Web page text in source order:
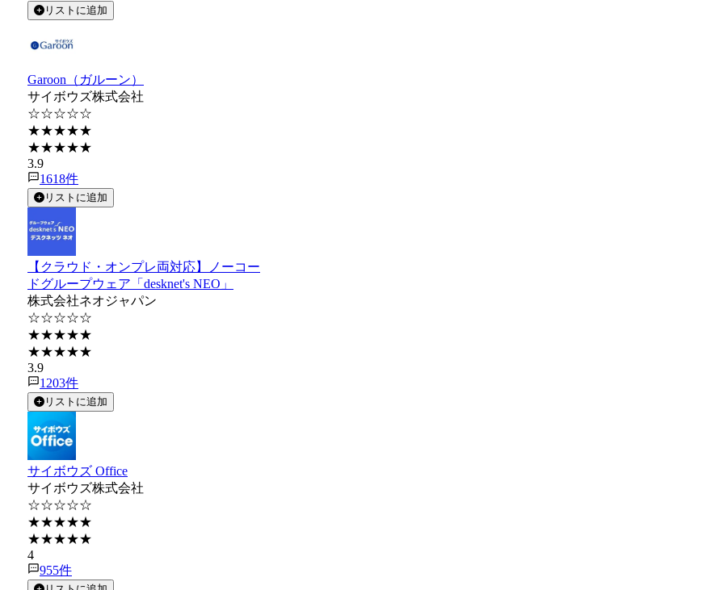
リストに追加
Garoon（ガルーン）
サイボウズ株式会社
☆☆☆☆☆
★★★★★
★★★★★
3.9
1618件
リストに追加
【クラウド・オンプレ両対応】ノーコー
ドグループウェア「desknet's NEO」
株式会社ネオジャパン
☆☆☆☆☆
★★★★★
★★★★★
3.9
1203件
リストに追加
サイボウズ Office
サイボウズ株式会社
☆☆☆☆☆
★★★★★
★★★★★
4
955件